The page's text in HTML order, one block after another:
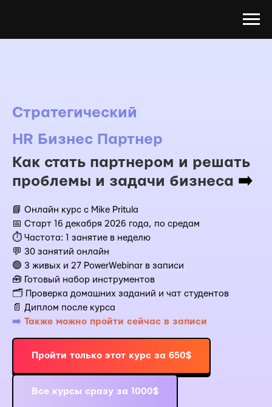
Стратегический
HR Бизнес Партнер
Как стать партнером и решать
проблемы и задачи бизнеса ➡️
📘 Онлайн курс с Mike Pritula
📅 Старт 16 декабря 2026 года, по средам
⏱️ Частота: 1 занятие в неделю
💬 30 занятий онлайн
🟢 3 живых и 27 PowerWebinar в записи
🧰 Готовый набор инструментов
🗂 Проверка домашних заданий и чат студентов
📄 Диплом после курса
➡️ Также можно пройти сейчас в записи
Пройти только этот курс за 650$
Все курсы сразу за 1000$